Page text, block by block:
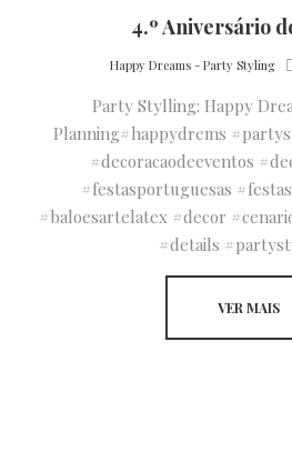
4.º Aniversário
by
Happy Dreams - Party Styling
Party Stylling: Happy
Planning#happydrems
#decoracaodeeventos
#festasportuguesas
#baloesartelatex #decor
#details
VER MAIS